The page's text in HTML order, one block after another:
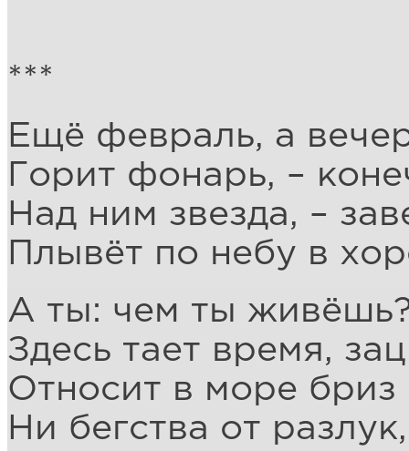
***
Ещё февраль, а
Горит фонарь, –
Над ним звезда, –
Плывёт по небу в
А ты: чем ты
Здесь тает время,
Относит в море бриз
Ни бегства от